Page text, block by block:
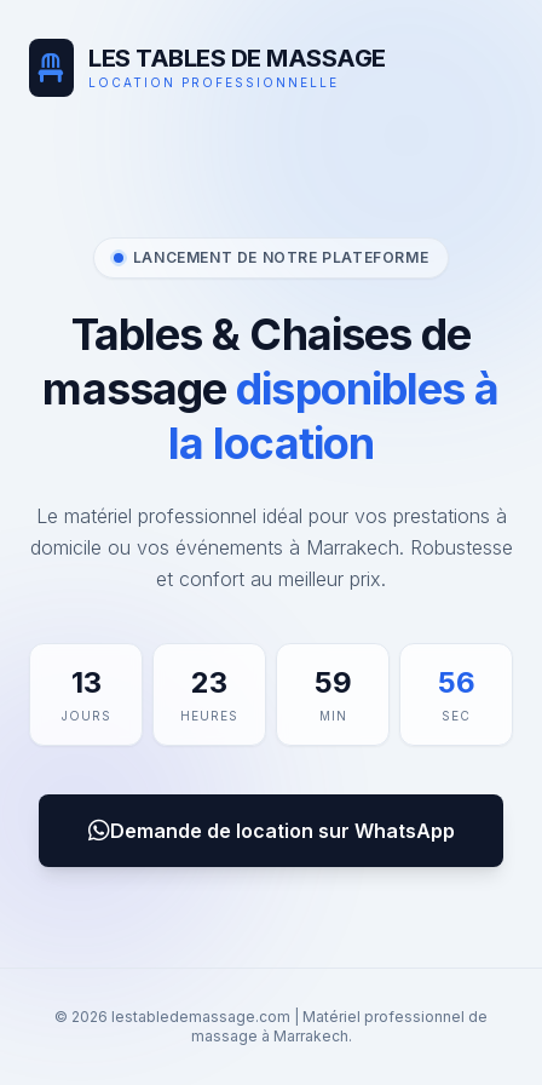
LES TABLES DE MASSAGE
LOCATION PROFESSIONNELLE
LANCEMENT DE NOTRE PLATEFORME
Tables & Chaises de
massage disponibles à
la location
Le matériel professionnel idéal pour vos prestations à
domicile ou vos événements à Marrakech. Robustesse
et confort au meilleur prix.
13
JOURS
23
HEURES
59
MIN
56
SEC
Demande de location sur WhatsApp
© 2026 lestabledemassage.com | Matériel professionnel de
massage à Marrakech.